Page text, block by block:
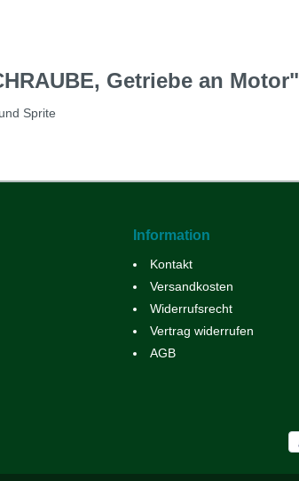
Getriebe an Motor"
Sprite
Information
Kontakt
Versandkosten
Widerrufsrecht
Vertrag widerrufen
AGB